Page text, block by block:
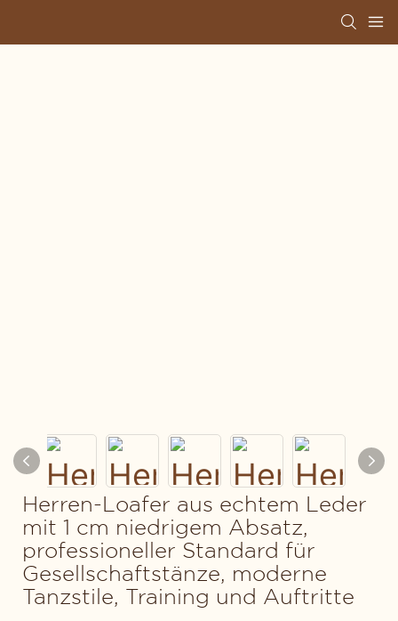
Herren-Loafer aus echtem Leder
mit 1 cm niedrigem Absatz,
professioneller Standard für
Gesellschaftstänze, moderne
Tanzstile, Training und Auftritte